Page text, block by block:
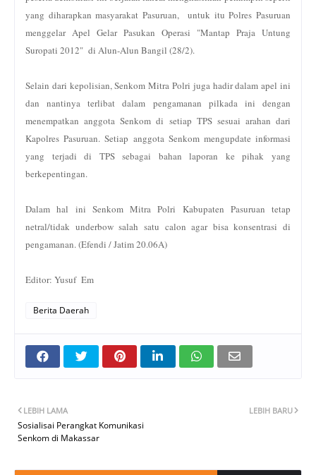
yang diharapkan masyarakat Pasuruan, untuk itu Polres Pasuruan
menggelar Apel Gelar Pasukan Operasi "Mantap Praja Untung
Suropati 2012" di Alun-Alun Bangil (28/2).
Selain dari kepolisian, Senkom Mitra Polri juga hadir dalam apel ini
dan nantinya terlibat dalam pengamanan pilkada ini dengan
menempatkan anggota Senkom di setiap TPS sesuai arahan dari
Kapolres Pasuruan. Setiap anggota Senkom mengupdate informasi
yang terjadi di TPS sebagai bahan laporan ke pihak yang
berkepentingan.
Dalam hal ini Senkom Mitra Polri Kabupaten Pasuruan tetap
netral/tidak underbow salah satu calon agar bisa konsentrasi di
pengamanan. (Efendi / Jatim 20.06A)
Editor: Yusuf Em
Berita Daerah
LEBIH BARU
LEBIH LAMA
Sosialisai Perangkat Komunikasi
Senkom di Makassar